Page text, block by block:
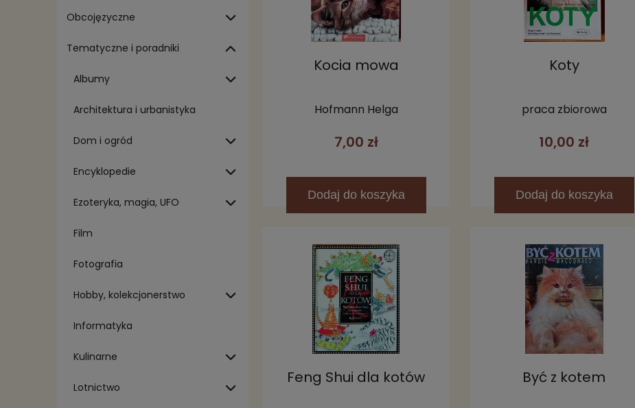
Obcojęzyczne
Tematyczne i poradniki
Albumy
Architektura i urbanistyka
Dom i ogród
Encyklopedie
Ezoteryka, magia, UFO
Film
Fotografia
Hobby, kolekcjonerstwo
Informatyka
Kulinarne
Lotnictwo
Kocia mowa
Hofmann Helga
7,00 zł
Dodaj do koszyka
Koty
praca zbiorowa
10,00 zł
Dodaj do koszyka
Feng Shui dla kotów Być z kotem